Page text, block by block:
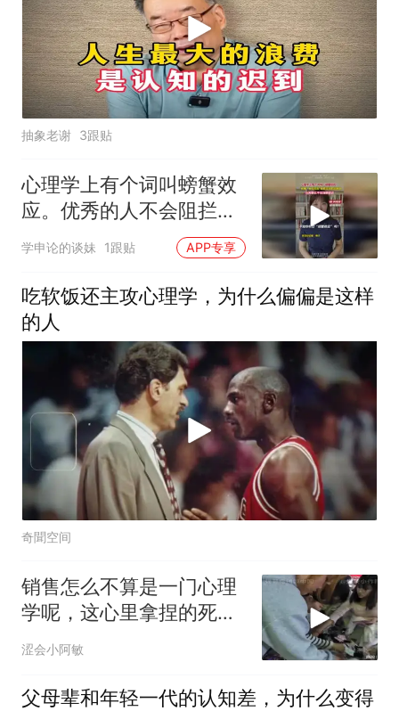
抽象老谢 3跟贴
心理学上有个词叫螃蟹效
应。优秀的人不会阻拦他
人发光，互相托举才能共
学申论的谈妹 1跟贴 APP专享
吃软饭还主攻心理学，为什么偏偏是这样
的人
奇聞空间
销售怎么不算是一门心理
学呢，这心里拿捏的死死
的！
涩会小阿敏
父母辈和年轻一代的认知差，为什么变得